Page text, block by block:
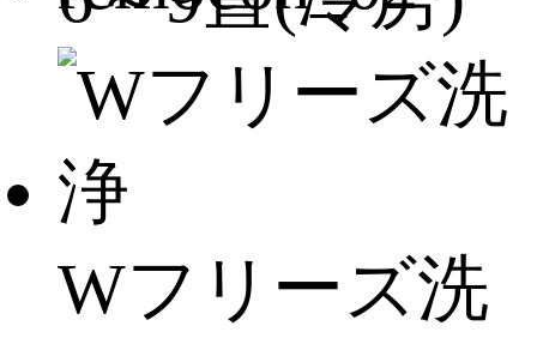
Wフリーズ洗